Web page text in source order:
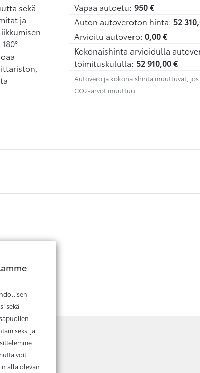
sekä
ja
Vapaa autoetu: 950€
Auton autoveroton hinta: 52
Arvioitu autovero: 0,00€
Kokonaishinta arvioidulla
toimituskululla: 52 910,00€
Autovero ja kokonaishinta muuttuvat,
CO2-arvot muuttuu
sekä
ja
voit
alla olevan